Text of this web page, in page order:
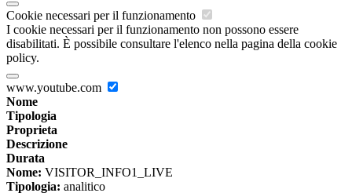
Cookie necessari per il funzionamento
I cookie necessari per il funzionamento non possono essere
disabilitati. È possibile consultare l'elenco nella pagina della cookie
policy.
www.youtube.com
Nome
Tipologia
Proprieta
Descrizione
Durata
Nome: VISITOR_INFO1_LIVE
Tipologia: analitico